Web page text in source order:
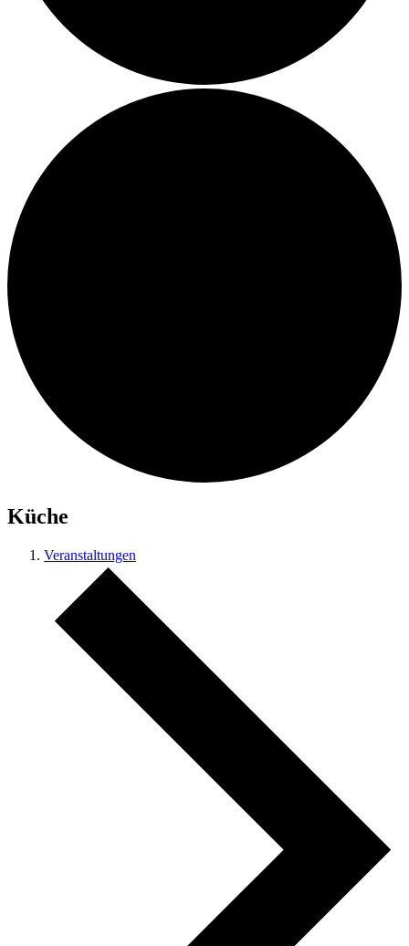
Küche
Veranstaltungen